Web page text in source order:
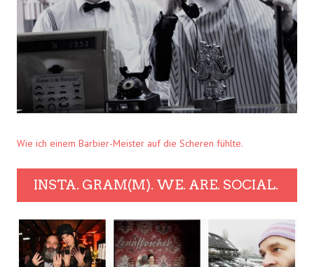
Wie ich einem Barbier-Meister auf die Scheren fühlte.
INSTA. GRAM(M). WE. ARE. SOCIAL.